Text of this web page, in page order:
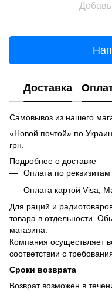
Доставка
Самовывоз из нашего
«Новой почтой» по
грн.
Подробнее о доставке
Оплата по реквизитам
Оплата картой Visa,
Для раций и
товара в отдельности.
магазина.
Компания осуществляет
соответствии с
Сроки возврата
Возврат возможен в